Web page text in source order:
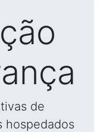
de
hospedados